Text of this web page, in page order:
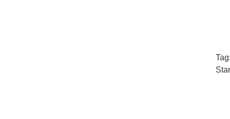
Tag: